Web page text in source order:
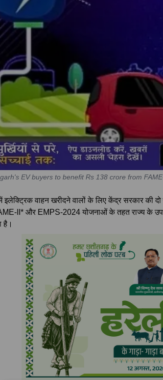
EV buyers to benefit Rs 138 crore from
इलेक्ट्रिक वाहन खरीदने वालों के लिए केंद्र सरकार की दो
II* और EMPS-2024 योजनाओं के तहत राज्य के
है।